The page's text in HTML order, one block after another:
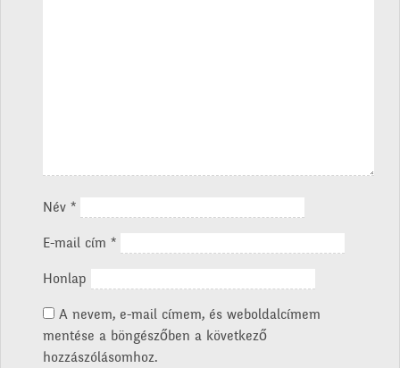
Név *
E-mail cím *
Honlap
A nevem, e-mail címem, és weboldalcímem
mentése a böngészőben a következő
hozzászólásomhoz.